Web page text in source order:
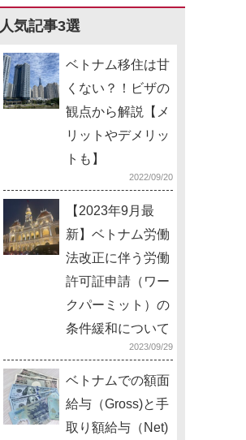
人気記事3選
ベトナム移住は甘
くない？！ビザの
観点から解説【メ
リットやデメリッ
トも】
2022/09/20
【2023年9月最
新】ベトナム労働
法改正に伴う労働
許可証申請（ワー
クパーミット）の
条件緩和について
2023/09/29
ベトナムでの額面
給与（Gross)と手
取り額給与（Net)